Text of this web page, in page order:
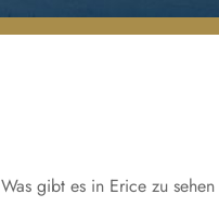
Was gibt es in Erice zu sehen